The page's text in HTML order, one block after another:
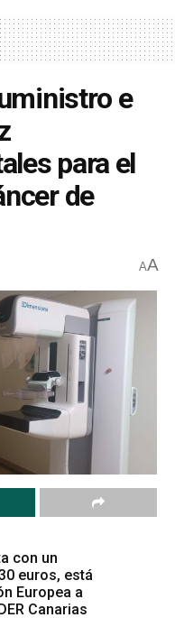
e
para el
de
AA
con un
euros, está
Europea a
Canarias